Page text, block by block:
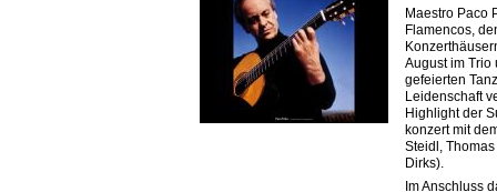
Maestro Paco
Flamencos,
August im Trio
gefeierten
Leidenschaft
Highlight der
konzert mit
Steidl,
Dirks).
Im Anschluss